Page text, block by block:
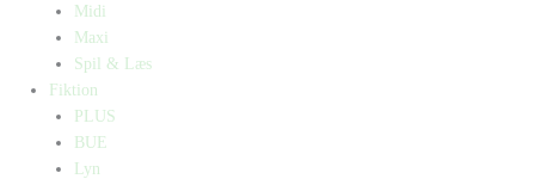
Midi
Maxi
Spil & Læs
Fiktion
PLUS
BUE
Lyn